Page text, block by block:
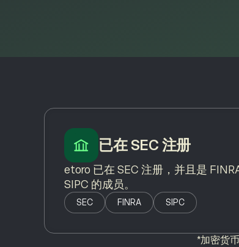
已在 SEC 注册
etoro 已在 SEC 注册，并且是
SIPC 的成员。
SEC FINRA SIPC
*加密货